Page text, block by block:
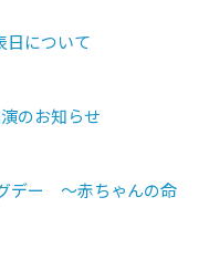
日について
のお知らせ
デー ～赤ちゃんの命